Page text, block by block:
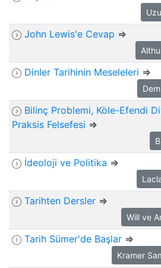
John Lewis'e Cevap ⇒
Dinler Tarihinin Meseleleri ⇒
Bilinç Problemi, Köle-Efendi
Praksis Felsefesi ⇒
İdeoloji ve Politika ⇒
Tarihten Dersler⇒
Will ve
Tarih Sümer'de Başlar⇒
Kramer